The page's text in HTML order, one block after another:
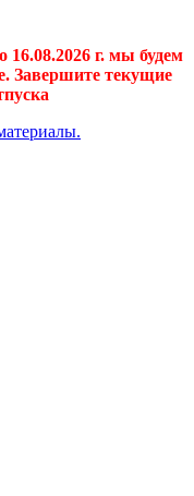
г. мы будем
Завершите текущие